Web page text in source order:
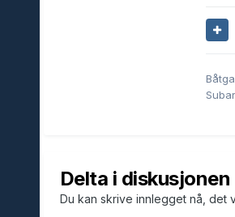
Delta i diskusjonen
Du kan skrive innlegget nå, det